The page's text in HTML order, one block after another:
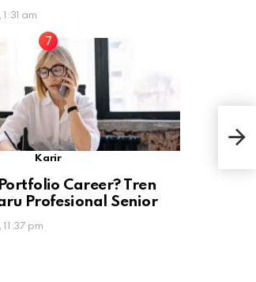
am
Karir
Career? Tren
Profesional Senior
pm
4
Ini